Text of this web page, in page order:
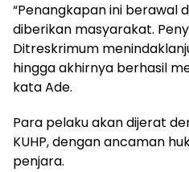
“Penangkapan ini berawal
diberikan masyarakat.
Ditreskrimum
hingga akhirnya berhasil
kata Ade.
Para pelaku akan dijerat
KUHP, dengan ancaman
penjara.